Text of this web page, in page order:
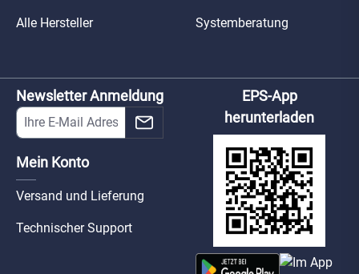
Alle Hersteller Systemberatung
Newsletter Anmeldung
Mein Konto
Versand und Lieferung
Technischer Support
EPS-App
herunterladen